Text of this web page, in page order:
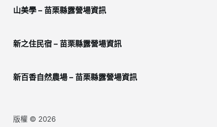
山美學 – 苗栗縣露營場資訊
新之住民宿 – 苗栗縣露營場資訊
新百香自然農場 – 苗栗縣露營場資訊
版權 © 2026